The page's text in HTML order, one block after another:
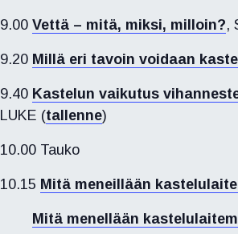
9.00 Vettä – mitä, miksi, milloin?,
9.20 Millä eri tavoin voidaan
9.40 Kastelun vaikutus
LUKE (tallenne)
10.00 Tauko
10.15 Mitä meneillään
Mitä menellään